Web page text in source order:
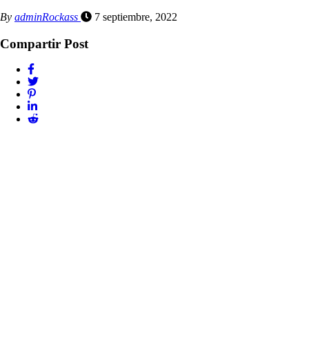
By adminRockass 7 septiembre, 2022
Compartir Post